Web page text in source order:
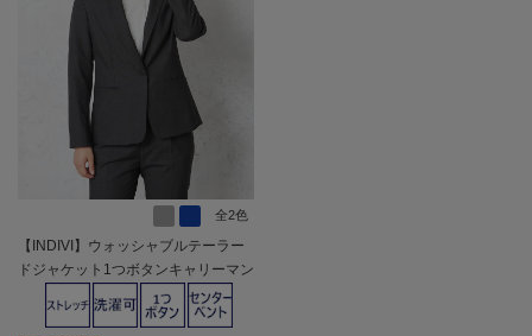
全2色
【INDIVI】ウォッシャブルテーラー
ドジャケット1つボタンキャリーマン
グレンチェック通年【レディース】